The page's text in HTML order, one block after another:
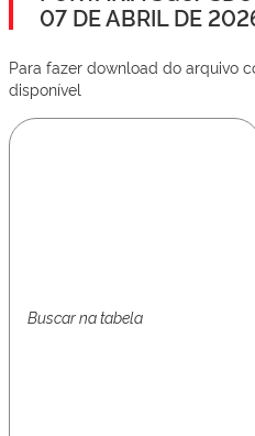
07 DE ABRIL DE
Para fazer download do arquivo
disponível